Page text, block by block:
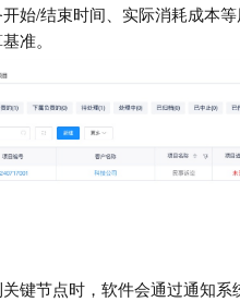
始/结束时间、实际消耗成本
准。
键节点时，软件会通过通知系